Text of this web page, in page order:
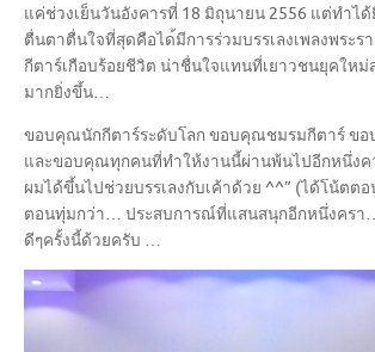
แค่ช่วงเย็นวันอังคารที่ 18 มิถุนายน 2556 แต่ทำไ
ตื่นตาตื่นใจที่สุดคือไดมีการร่วมบรรเลงเพลงพระร
กีตาร์เกือบร้อยชีวิต น่าชื่นใจแทนที่เยาวชนยุคใหม่
มากยิ่งขึ้น…
ขอบคุณนักกีตาร์ระดับโลก ขอบคุณชมรมกีตาร์ ข
และขอบคุณทุกคนที่ทำให้งานนผ่านพ้นไปอีกหนึ่งค
ผมได้ขึ้นไปช่วยบรรเลงกับเค้าด้วย ^^” (ได้โน้ตต
ตอนทุ่มกว่า… ประสบการณ์ที่แสนสนุกอีกหนึงครา
ดีๆครั้งนี้ด้วยครับ …